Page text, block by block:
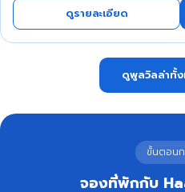
ดูรายละเอียด
ดูพูลวิลล่าทั้
ขั้นตอน
จองที่พักกับ